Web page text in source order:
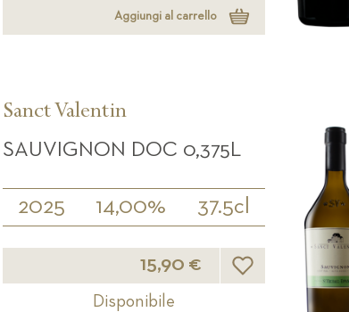
Aggiungi al carrello
Sanct Valentin
SAUVIGNON DOC 0,375L
2025 14,00% 37.5cl
15,90 € Lista desideri
Disponibile